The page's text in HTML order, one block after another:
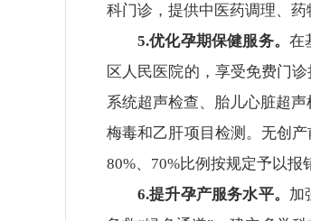
科门诊，提供中医药调理、药
5.优化孕期保健服务。在
区人民医院的，享受免费门
系统超声检查、胎儿心脏超
梅毒和乙肝项目检测。无创
80%、70%比例按规定予以报
6.提升孕产服务水平。 加